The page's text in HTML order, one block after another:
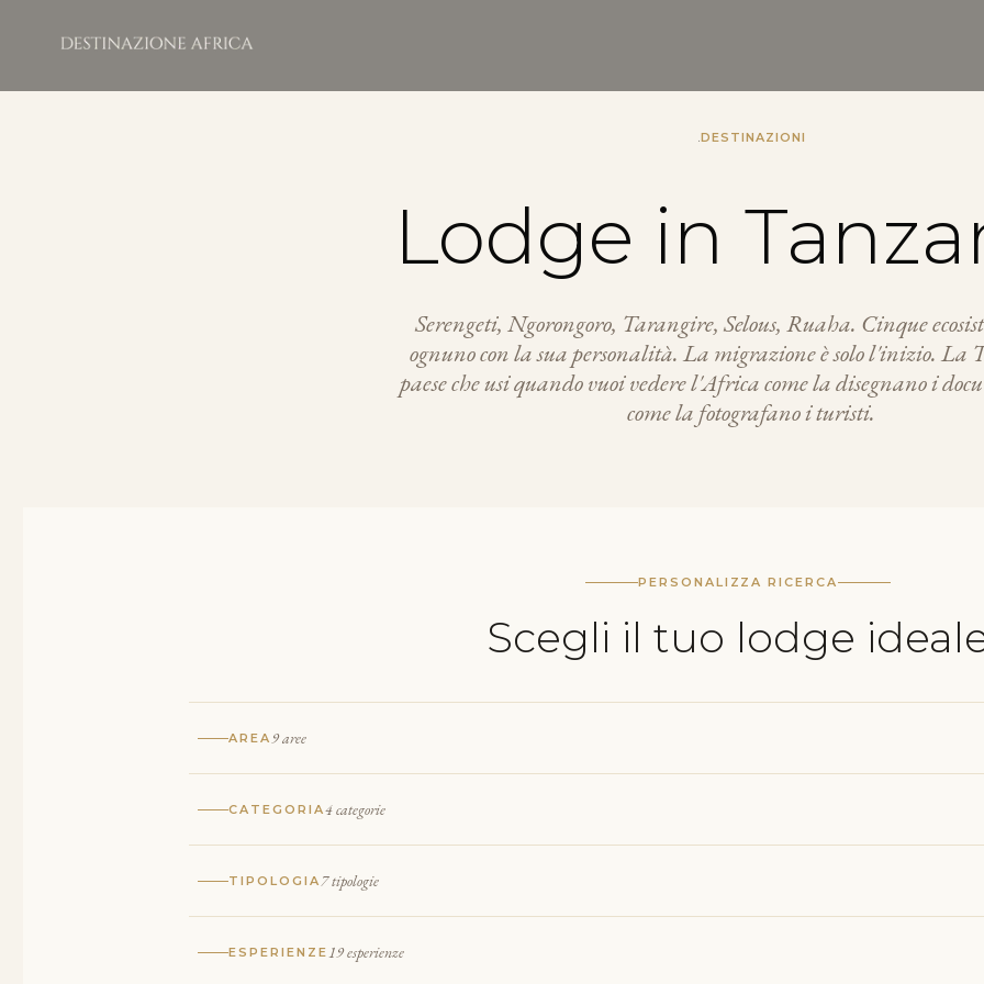
.DESTINAZIONI
Lodge in
Serengeti, Ngorongoro, Tarangire, Selous, Ruaha. Cinque
ognuno con la sua personalità. La migrazione è solo l'inizio. La
paese che usi quando vuoi vedere l'Africa come la disegnano i
come la fotografano i turisti.
PERSONALIZZA RICERCA
Scegli il tuo lodge
AREA 9 aree
CATEGORIA4 categorie
TIPOLOGIA 7 tipologie
ESPERIENZE 19 esperienze